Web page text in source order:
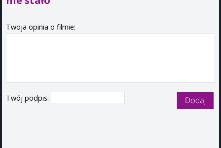
Twoja opinia o filmie:
Twój podpis: